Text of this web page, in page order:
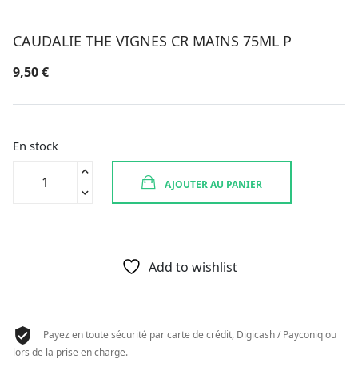
CAUDALIE THE VIGNES CR MAINS 75ML P
9,50€
En stock
P
AJOUTER AU PANIER
Add to wishlist
Payez en toute sécurité par carte de crédit, Digicash / Payconiq ou
lors de la prise en charge.